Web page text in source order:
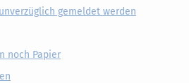
gemeldet werden
noch Papier